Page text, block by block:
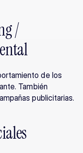
/
de los
También
publicitarias.